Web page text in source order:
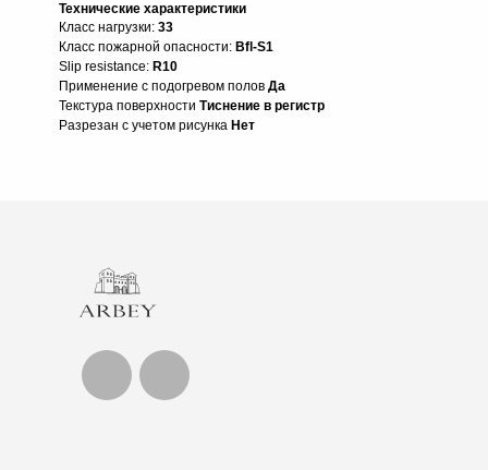
Технические характеристики
Класс нагрузки: 33
Класс пожарной опасности: Bfl-S1
Slip resistance: R10
Применение с подогревом полов Да
Текстура поверхности Тиснение в регистр
Разрезан с учетом рисунка Нет